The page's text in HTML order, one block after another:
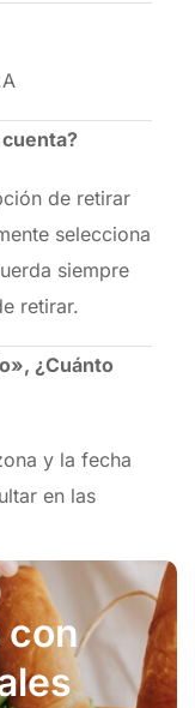
de retirar
selecciona
siempre
retirar.
¿Cuánto
y la fecha
en las
con